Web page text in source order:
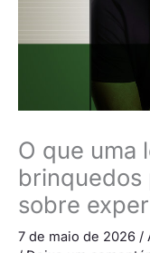
O que uma
brinquedos
sobre
7 de maio de 2026 /